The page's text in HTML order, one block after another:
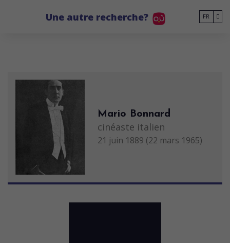
Une autre recherche? FR
Mario Bonnard
cinéaste italien
21 juin 1889 (22 mars 1965)